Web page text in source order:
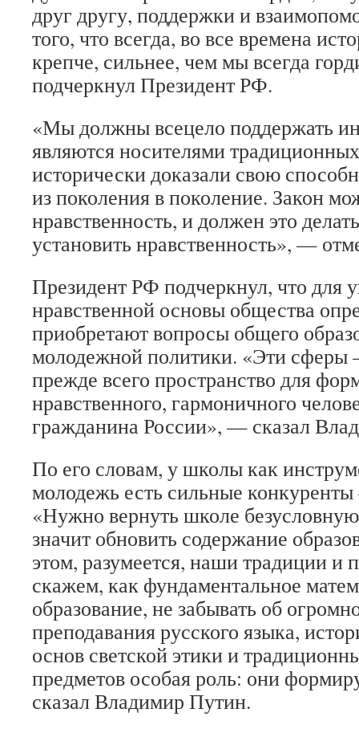
друг другу, поддержки и
того, что всегда, во все времена
крепче, сильнее, чем мы всегда
подчеркнул Президент РФ.
«Мы должны всецело поддержать
являются носителями
исторически доказали свою
из поколения в поколение. Закон
нравственность, и должен это
установить нравственность», —
Президент РФ подчеркнул, что для
нравственной основы общества
приобретают вопросы общего
молодежной политики. «Эти сферы
прежде всего пространство для
нравственного, гармоничного
гражданина России», — сказал
По его словам, у школы как
молодежь есть сильные
«Нужно вернуть школе
значит обновить содержание
этом, разумеется, наши традиции и
скажем, как фундаментальное
образование, не забывать об
преподавания русского языка,
основ светской этики и
предметов особая роль: они
сказал Владимир Путин.